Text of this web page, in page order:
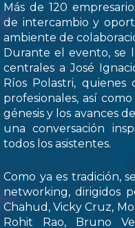
Más de 120
de intercambio y
ambiente de
Durante el evento, se
centrales a José
Ríos Polastri, quienes
profesionales, así
génesis y los avances
una conversación
todos los asistentes.
Como ya es tradición,
networking, dirigidos
Chahud, Vicky Cruz,
Rohit Rao, Bruno